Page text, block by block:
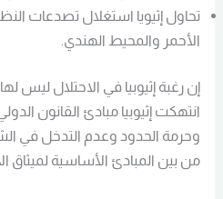
تحاول إثيويا استغلال تصدعات
الأحمر والمحيط الهندي.
إن رغبة إثيوبيا في الاحتلال ليس
انتهكت إثيوبيا مبادئ القانون
وحرمة الحدود وعدم التدخل في
من بين المبادئ الأساسية لميثاق